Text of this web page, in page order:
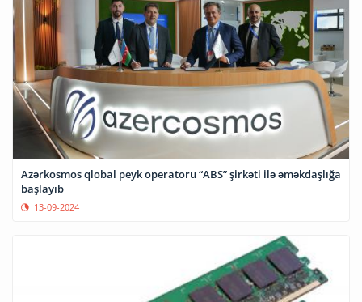
Azərkosmos qlobal peyk operatoru “ABS” şirkəti ilə əməkdaşlığa
başlayıb
13-09-2024